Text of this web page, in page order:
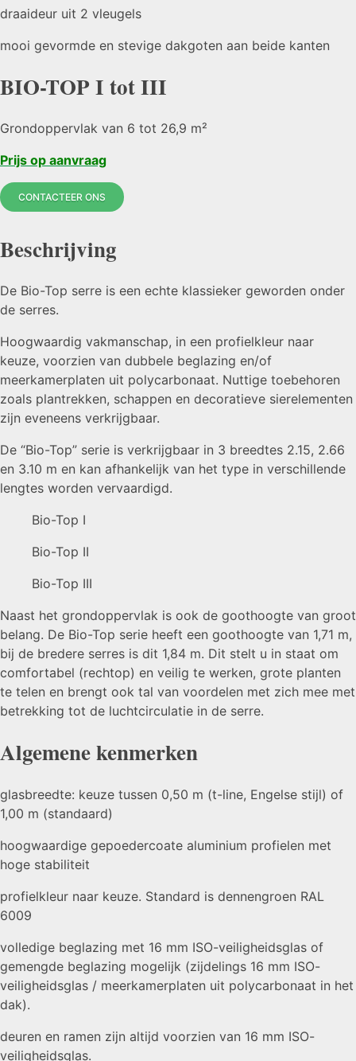
draaideur uit 2 vleugels
mooi gevormde en stevige dakgoten aan beide kanten
BIO-TOP I tot III
Grondoppervlak van 6 tot 26,9 m²
Prijs op aanvraag
CONTACTEER ONS
Beschrijving
De Bio-Top serre is een echte klassieker geworden onder
de serres.
Hoogwaardig vakmanschap, in een profielkleur naar
keuze, voorzien van dubbele beglazing en/of
meerkamerplaten uit polycarbonaat. Nuttige toebehoren
zoals plantrekken, schappen en decoratieve sierelementen
zijn eveneens verkrijgbaar.
De “Bio-Top” serie is verkrijgbaar in 3 breedtes 2.15, 2.66
en 3.10 m en kan afhankelijk van het type in verschillende
lengtes worden vervaardigd.
Bio-Top I
Bio-Top II
Bio-Top III
Naast het grondoppervlak is ook de goothoogte van groot
belang. De Bio-Top serie heeft een goothoogte van 1,71 m,
bij de bredere serres is dit 1,84 m. Dit stelt u in staat om
comfortabel (rechtop) en veilig te werken, grote planten
te telen en brengt ook tal van voordelen met zich mee met
betrekking tot de luchtcirculatie in de serre.
Algemene kenmerken
glasbreedte: keuze tussen 0,50 m (t-line, Engelse stijl) of
1,00 m (standaard)
hoogwaardige gepoedercoate aluminium profielen met
hoge stabiliteit
profielkleur naar keuze. Standard is dennengroen RAL
6009
volledige beglazing met 16 mm ISO-veiligheidsglas of
gemengde beglazing mogelijk (zijdelings 16 mm ISO-
veiligheidsglas / meerkamerplaten uit polycarbonaat in het
dak).
deuren en ramen zijn altijd voorzien van 16 mm ISO-
veiligheidsglas.